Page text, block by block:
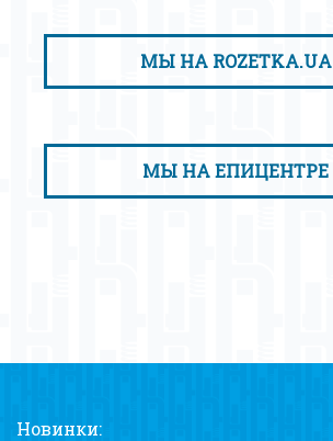
МЫ НА ROZETKA.UA
МЫ НА ЕПИЦЕНТРЕ
Новинки: